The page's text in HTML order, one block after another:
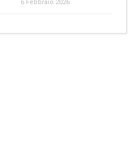
6 Febbraio 2026